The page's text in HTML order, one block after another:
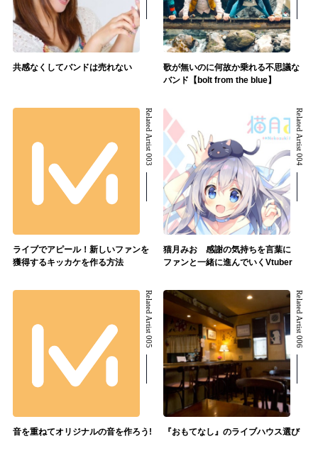
共感なくしてバンドは売れない
歌が無いのに何故か乗れる不思議な
バンド【bolt from the blue】
Related Artist 003
ライブでアピール！新しいファンを
獲得するキッカケを作る方法
Related Artist 004
猫月みお 感謝の気持ちを言葉に
ファンと一緒に進んでいくVtuber
Related Artist 005
音を重ねてオリジナルの音を作ろう!
Related Artist 006
『おもてなし』のライブハウス選び